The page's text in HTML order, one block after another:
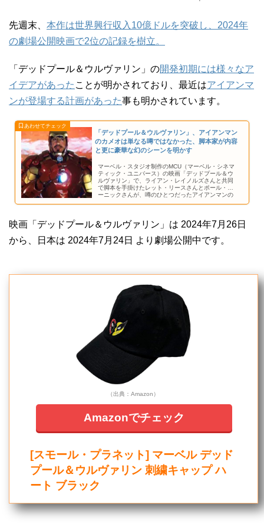
先週末、 本作は世界興行収入10億ドルを突破し、2024年
の劇場公開映画で2位の記録を樹立。
「デッドプール＆ウルヴァリン」の開発初期には様々なア
イデアがあった ことが明かされており、最近はアイアンマ
ンが登場する計画があった事も明かされています。
「デッドプール＆ウルヴァリン」、アイアンマン
のカメオは単なる噂ではなかった、脚本家が内容
と更に豪華な幻のシーンを明かす
マーベル・スタジオ制作のMCU（マーベル・シネマ
ティック・ユニバース）の映画「デッドプール＆ウ
ルヴァリン」で、ライアン・レイノルズさんと共同
で脚本を手掛けたレット・リースさんとポール・ワ
ーニックさんが、噂のひとつだったアイアンマンの
映画「デッドプール＆ウルヴァリン」は 2024年7月26日
から、日本は 2024年7月24日 より劇場公開中です。
（出典：Amazon）
Amazonでチェック
[スモール・プラネット] マーベル デッド
プール＆ウルヴァリン 刺繍キャップ ハ
ート ブラック